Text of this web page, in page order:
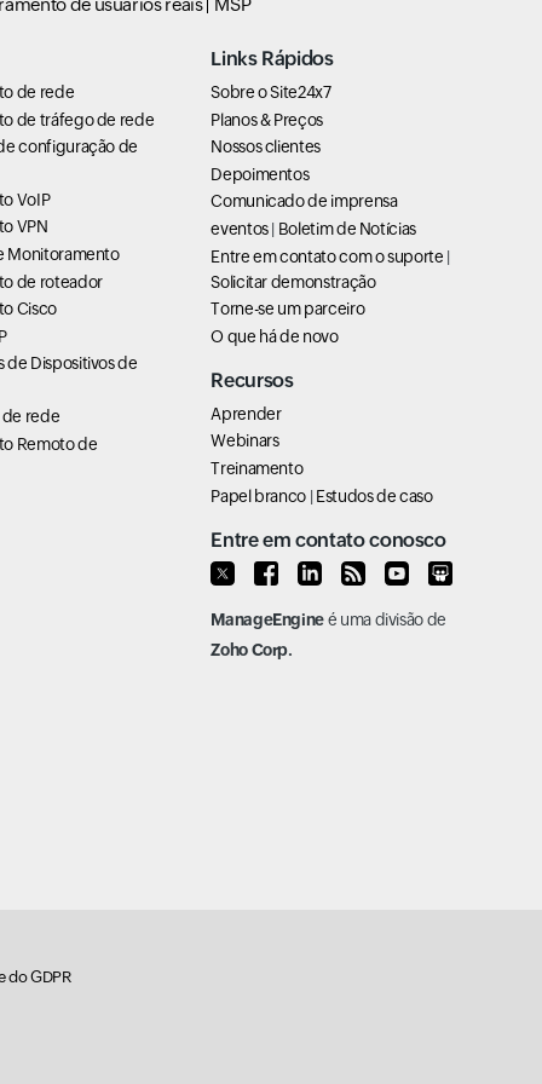
de usuários reais MSP
de rede
de tráfego de rede
configuração de
VoIP
VPN
Monitoramento
de roteador
Cisco
de Dispositivos de
rede
Remoto de
Links Rápidos
Sobre o Site24x7
Planos & Preços
Nossos clientes
Depoimentos
Comunicado de imprensa
eventos| Boletim de Notícias
Entre em contato com o suporte |
Solicitar demonstração
Torne-se um parceiro
O que há de novo
Recursos
Aprender
Webinars
Treinamento
Papel branco |Estudos de caso
Entre em contato conosco
ManageEngineé uma divisão de
Zoho Corp.
do GDPR